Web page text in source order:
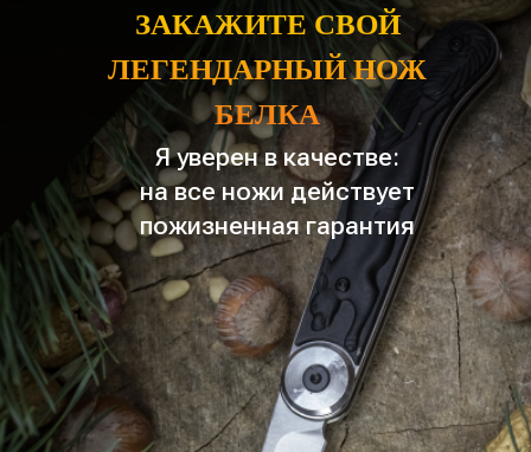
ЗАКАЖИТЕ СВОЙ
ЛЕГЕНДАРНЫЙ НОЖ
БЕЛКА
Я уверен в качестве:
на все ножи действует
пожизненная гарантия